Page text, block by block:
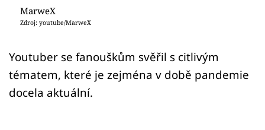
MarweX
Zdroj: youtube/MarweX
Youtuber se fanouškům svěřil s citlivým
tématem, které je zejména v době pandemie
docela aktuální.